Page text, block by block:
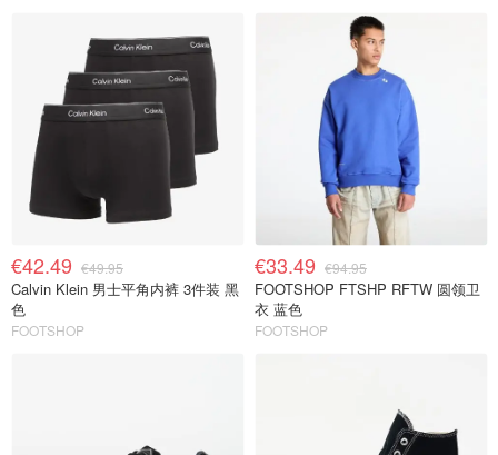
€42.49 €49.95
Calvin Klein 男士平角内裤 3件装 黑
色
FOOTSHOP
€33.49 €94.95
FOOTSHOP FTSHP RFTW 圆领卫
衣 蓝色
FOOTSHOP